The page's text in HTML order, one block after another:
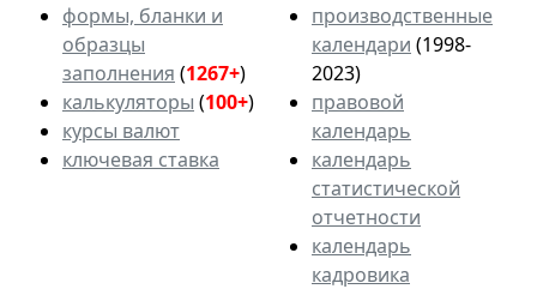
формы, бланки и
образцы
заполнения (1267+)
калькуляторы (100+)
курсы валют
ключевая ставка
производственные
календари (1998-
2023)
правовой
календарь
календарь
статистической
отчетности
календарь
кадровика